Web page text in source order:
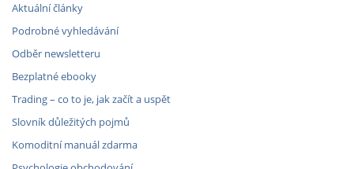
Aktuální články
Podrobné vyhledávání
Odběr newsletteru
Bezplatné ebooky
Trading – co to je, jak začít a uspět
Slovník důležitých pojmů
Komoditní manuál zdarma